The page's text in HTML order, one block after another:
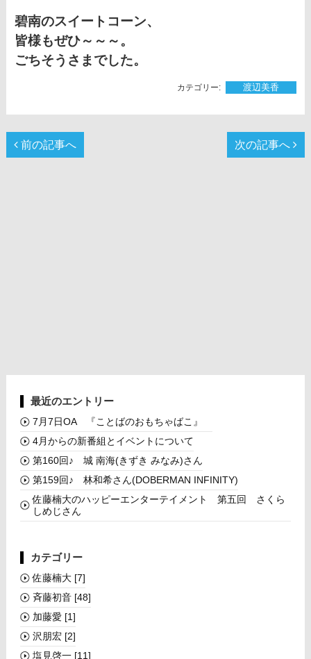
碧南のスイートコーン、
皆様もぜひ～～～。
ごちそうさまでした。
渡辺美香
前の記事へ 次の記事へ
最近のエントリー
7月7日OA 『ことばのおもちゃばこ』
4月からの新番組とイベントについて
第160回♪ 城 南海(きずき みなみ)さん
第159回♪ 林和希さん(DOBERMAN INFINITY)
佐藤楠大のハッピーエンターテイメント 第五回 さくら
しめじさん
カテゴリー
佐藤楠大 [7]
斉藤初音 [48]
加藤愛 [1]
沢朋宏 [2]
塩見啓一 [11]